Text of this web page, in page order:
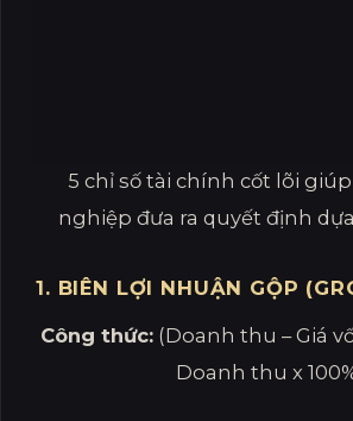
5 chỉ số tài chính cốt lõi
nghiệp đưa ra quyết định
1. BIÊN LỢI NHUẬN GỘP
Công thức:(Doanh thu – Giá
Doanh thu x